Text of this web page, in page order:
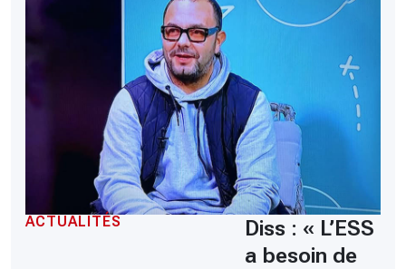
ACTUALITÉS
Diss : « L’ESS
a besoin de